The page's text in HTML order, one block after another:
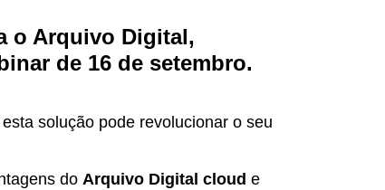
o Arquivo Digital,
de 16 de setembro.
solução pode revolucionar o seu
do Arquivo Digital cloud e